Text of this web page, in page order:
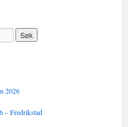
2026
– Fredrikstad